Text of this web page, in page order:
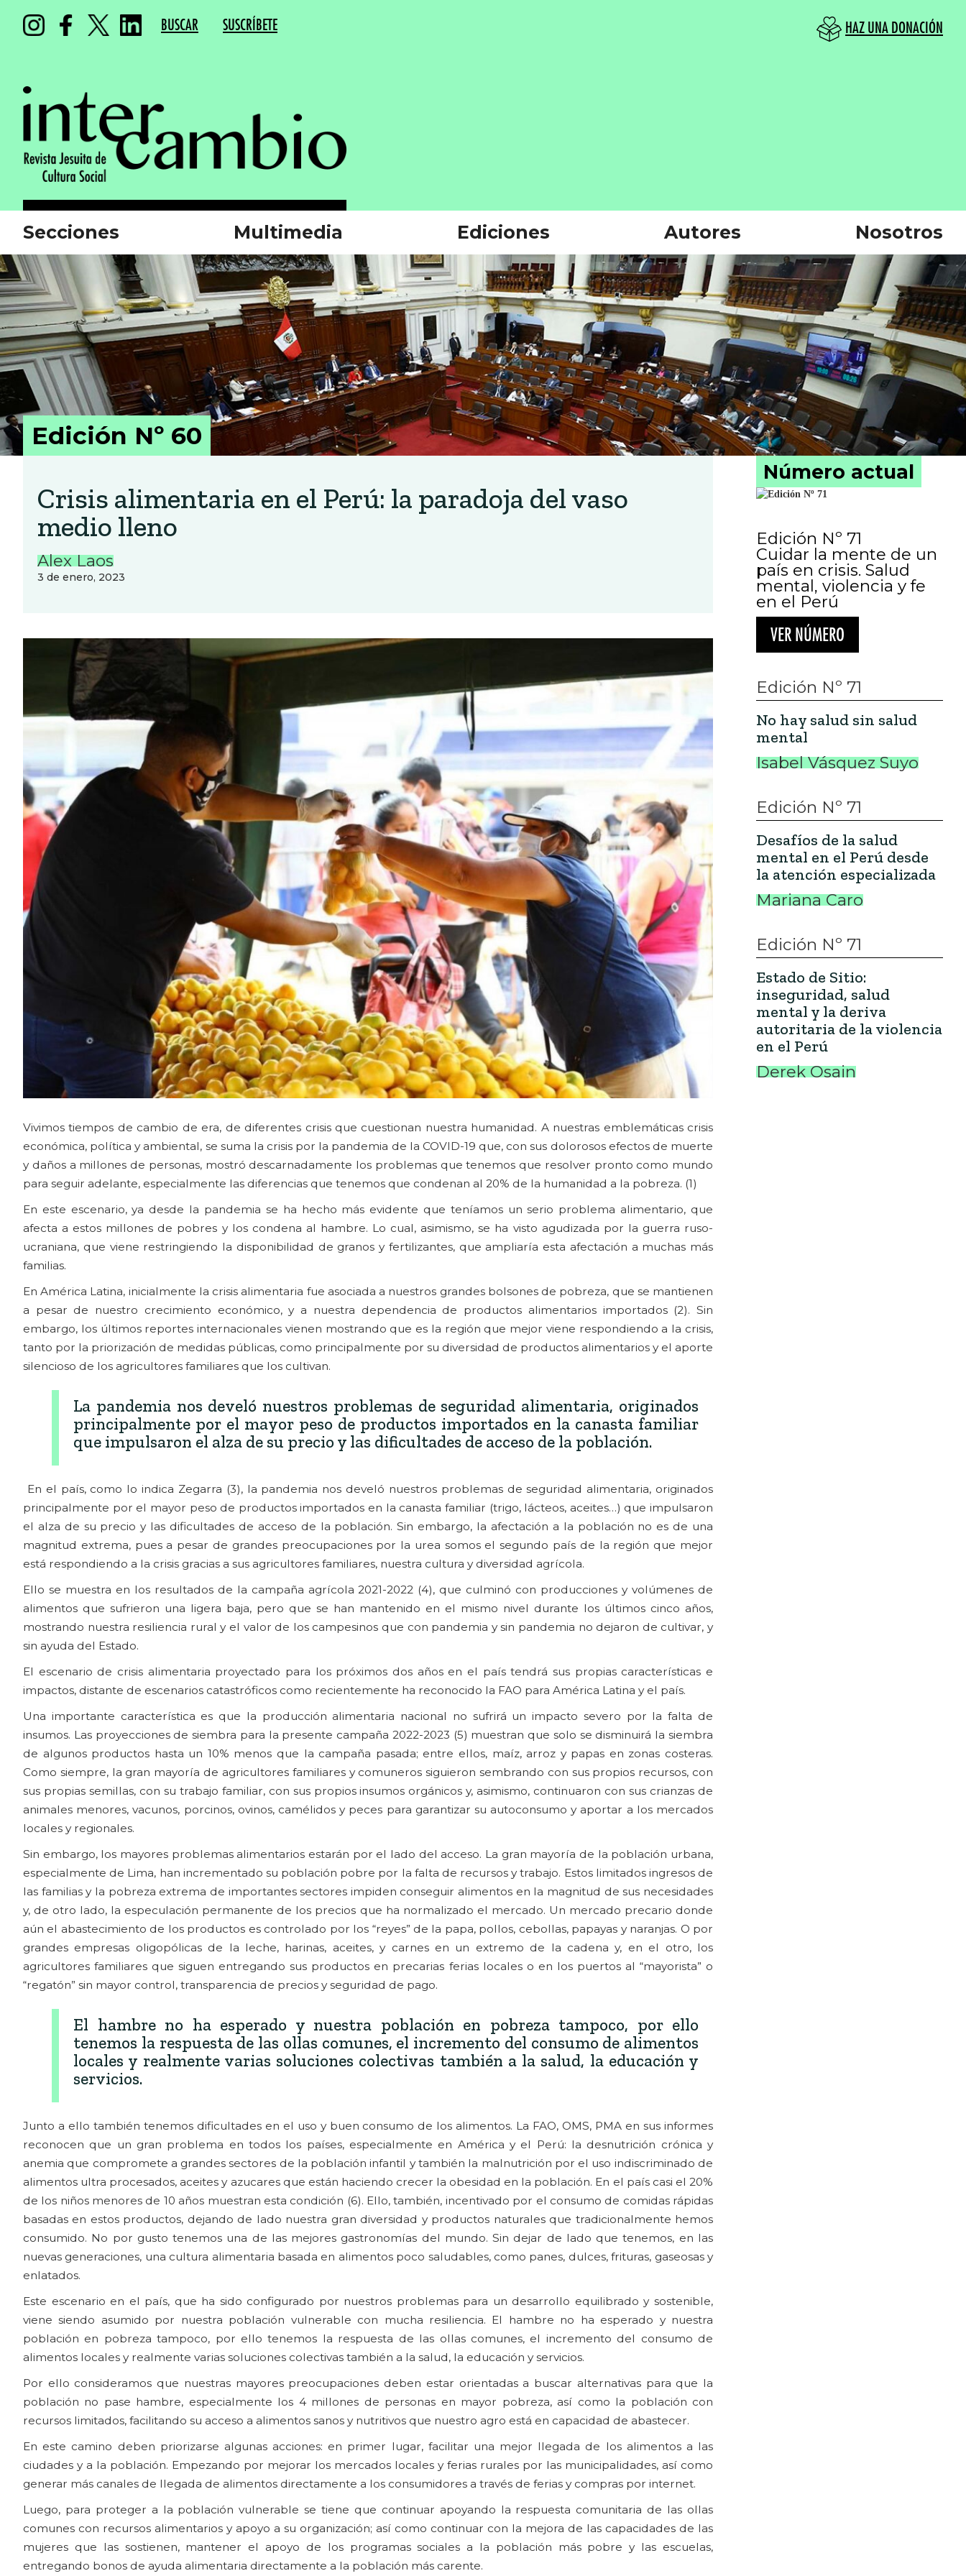
BUSCAR SUSCRÍBETE HAZ UNA DONACIÓN
Secciones Multimedia Ediciones Autores Nosotros
Edición Nº 60
Crisis alimentaria en el Perú: la paradoja del vaso
medio lleno
Alex Laos
3 de enero, 2023
Vivimos tiempos de cambio de era, de diferentes crisis que cuestionan nuestra humanidad. A nuestras emblemáticas crisis
económica, política y ambiental, se suma la crisis por la pandemia de la COVID-19 que, con sus dolorosos efectos de muerte
y daños a millones de personas, mostró descarnadamente los problemas que tenemos que resolver pronto como mundo
para seguir adelante, especialmente las diferencias que tenemos que condenan al 20% de la humanidad a la pobreza. (1)
En este escenario, ya desde la pandemia se ha hecho más evidente que teníamos un serio problema alimentario, que
afecta a estos millones de pobres y los condena al hambre. Lo cual, asimismo, se ha visto agudizada por la guerra ruso-
ucraniana, que viene restringiendo la disponibilidad de granos y fertilizantes, que ampliaría esta afectación a muchas más
familias.
En América Latina, inicialmente la crisis alimentaria fue asociada a nuestros grandes bolsones de pobreza, que se mantienen
a pesar de nuestro crecimiento económico, y a nuestra dependencia de productos alimentarios importados (2). Sin
embargo, los últimos reportes internacionales vienen mostrando que es la región que mejor viene respondiendo a la crisis,
tanto por la priorización de medidas públicas, como principalmente por su diversidad de productos alimentarios y el aporte
silencioso de los agricultores familiares que los cultivan.
La pandemia nos develó nuestros problemas de seguridad alimentaria, originados
principalmente por el mayor peso de productos importados en la canasta familiar
que impulsaron el alza de su precio y las dificultades de acceso de la población.
En el país, como lo indica Zegarra (3), la pandemia nos develó nuestros problemas de seguridad alimentaria, originados
principalmente por el mayor peso de productos importados en la canasta familiar (trigo, lácteos, aceites…) que impulsaron
el alza de su precio y las dificultades de acceso de la población. Sin embargo, la afectación a la población no es de una
magnitud extrema, pues a pesar de grandes preocupaciones por la urea somos el segundo país de la región que mejor
está respondiendo a la crisis gracias a sus agricultores familiares, nuestra cultura y diversidad agrícola.
Ello se muestra en los resultados de la campaña agrícola 2021-2022 (4), que culminó con producciones y volúmenes de
alimentos que sufrieron una ligera baja, pero que se han mantenido en el mismo nivel durante los últimos cinco años,
mostrando nuestra resiliencia rural y el valor de los campesinos que con pandemia y sin pandemia no dejaron de cultivar, y
sin ayuda del Estado.
El escenario de crisis alimentaria proyectado para los próximos dos años en el país tendrá sus propias características e
impactos, distante de escenarios catastróficos como recientemente ha reconocido la FAO para América Latina y el país.
Una importante característica es que la producción alimentaria nacional no sufrirá un impacto severo por la falta de
insumos. Las proyecciones de siembra para la presente campaña 2022-2023 (5) muestran que solo se disminuirá la siembra
de algunos productos hasta un 10% menos que la campaña pasada; entre ellos, maíz, arroz y papas en zonas costeras.
Como siempre, la gran mayoría de agricultores familiares y comuneros siguieron sembrando con sus propios recursos, con
sus propias semillas, con su trabajo familiar, con sus propios insumos orgánicos y, asimismo, continuaron con sus crianzas de
animales menores, vacunos, porcinos, ovinos, camélidos y peces para garantizar su autoconsumo y aportar a los mercados
locales y regionales.
Sin embargo, los mayores problemas alimentarios estarán por el lado del acceso. La gran mayoría de la población urbana,
especialmente de Lima, han incrementado su población pobre por la falta de recursos y trabajo. Estos limitados ingresos de
las familias y la pobreza extrema de importantes sectores impiden conseguir alimentos en la magnitud de sus necesidades
y, de otro lado, la especulación permanente de los precios que ha normalizado el mercado. Un mercado precario donde
aún el abastecimiento de los productos es controlado por los “reyes” de la papa, pollos, cebollas, papayas y naranjas. O por
grandes empresas oligopólicas de la leche, harinas, aceites, y carnes en un extremo de la cadena y, en el otro, los
agricultores familiares que siguen entregando sus productos en precarias ferias locales o en los puertos al “mayorista” o
“regatón” sin mayor control, transparencia de precios y seguridad de pago.
El hambre no ha esperado y nuestra población en pobreza tampoco, por ello
tenemos la respuesta de las ollas comunes, el incremento del consumo de alimentos
locales y realmente varias soluciones colectivas también a la salud, la educación y
servicios.
Junto a ello también tenemos dificultades en el uso y buen consumo de los alimentos. La FAO, OMS, PMA en sus informes
reconocen que un gran problema en todos los países, especialmente en América y el Perú: la desnutrición crónica y
anemia que compromete a grandes sectores de la población infantil y también la malnutrición por el uso indiscriminado de
alimentos ultra procesados, aceites y azucares que están haciendo crecer la obesidad en la población. En el país casi el 20%
de los niños menores de 10 años muestran esta condición (6). Ello, también, incentivado por el consumo de comidas rápidas
basadas en estos productos, dejando de lado nuestra gran diversidad y productos naturales que tradicionalmente hemos
consumido. No por gusto tenemos una de las mejores gastronomías del mundo. Sin dejar de lado que tenemos, en las
nuevas generaciones, una cultura alimentaria basada en alimentos poco saludables, como panes, dulces, frituras, gaseosas y
enlatados.
Este escenario en el país, que ha sido configurado por nuestros problemas para un desarrollo equilibrado y sostenible,
viene siendo asumido por nuestra población vulnerable con mucha resiliencia. El hambre no ha esperado y nuestra
población en pobreza tampoco, por ello tenemos la respuesta de las ollas comunes, el incremento del consumo de
alimentos locales y realmente varias soluciones colectivas también a la salud, la educación y servicios.
Por ello consideramos que nuestras mayores preocupaciones deben estar orientadas a buscar alternativas para que la
población no pase hambre, especialmente los 4 millones de personas en mayor pobreza, así como la población con
recursos limitados, facilitando su acceso a alimentos sanos y nutritivos que nuestro agro está en capacidad de abastecer.
En este camino deben priorizarse algunas acciones: en primer lugar, facilitar una mejor llegada de los alimentos a las
ciudades y a la población. Empezando por mejorar los mercados locales y ferias rurales por las municipalidades, así como
generar más canales de llegada de alimentos directamente a los consumidores a través de ferias y compras por internet.
Luego, para proteger a la población vulnerable se tiene que continuar apoyando la respuesta comunitaria de las ollas
comunes con recursos alimentarios y apoyo a su organización; así como continuar con la mejora de las capacidades de las
mujeres que las sostienen, mantener el apoyo de los programas sociales a la población más pobre y las escuelas,
entregando bonos de ayuda alimentaria directamente a la población más carente.
Número actual
Edición Nº 71
Cuidar la mente de un
país en crisis. Salud
mental, violencia y fe
en el Perú
VER NÚMERO
Edición Nº 71
No hay salud sin salud
mental
Isabel Vásquez Suyo
Edición Nº 71
Desafíos de la salud
mental en el Perú desde
la atención especializada
Mariana Caro
Edición Nº 71
Estado de Sitio:
inseguridad, salud
mental y la deriva
autoritaria de la violencia
en el Perú
Derek Osain